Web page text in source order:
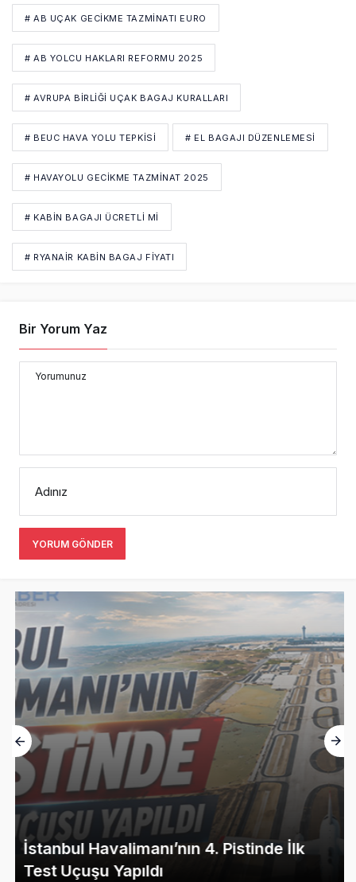
# AB UÇAK GECIKME TAZMINATI EURO
# AB YOLCU HAKLARI REFORMU 2025
# AVRUPA BIRLIĞI UÇAK BAGAJ KURALLARI
# BEUC HAVA YOLU TEPKISI # EL BAGAJI DÜZENLEMESI
# HAVAYOLU GECIKME TAZMINAT 2025
# KABIN BAGAJI ÜCRETLI MI
# RYANAIR KABIN BAGAJ FIYATI
Bir Yorum Yaz
Yorumunuz
Adınız
YORUM GÖNDER
İstanbul Havalimanı’nın 4. Pistinde İlk
Test Uçuşu Yapıldı